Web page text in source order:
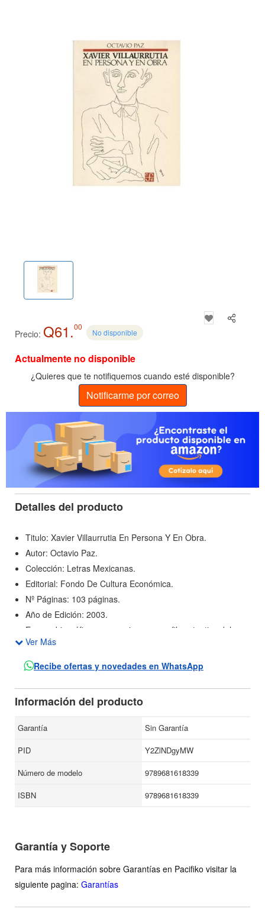
Precio: Q61.00
No disponible
Actualmente no disponible
¿Quieres que te notifiquemos cuando esté disponible?
Notificarme por correo
Detalles del producto
Titulo: Xavier Villaurrutia En Persona Y En Obra.
Autor: Octavio Paz.
Colección: Letras Mexicanas.
Editorial: Fondo De Cultura Económica.
Nº Páginas: 103 páginas.
Año de Edición: 2003.
Ensayo biográfico que consigue un perfil sustantivo del
célebre poeta Contemporáneo. Paz (1914-1998) conoció
personalmente al autor de "Nostalgia de la muerte", cuya
respetados del controvertido grupo literario al que
perteneció.
Ver Más
Recibe ofertas y novedades en WhatsApp
Información del producto
Garantía
Sin Garantía
PID
Y2ZlNDgyMW
Número de modelo
9789681618339
ISBN
9789681618339
Garantía y Soporte
Para más información sobre Garantías en Pacifiko visitar la
siguiente pagina: Garantías